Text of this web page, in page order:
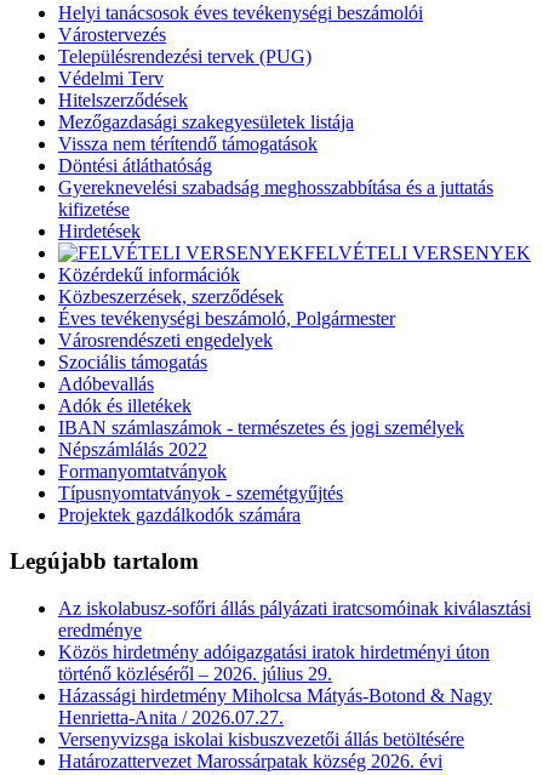
Helyi tanácsosok éves tevékenységi beszámolói
Várostervezés
Településrendezési tervek (PUG)
Védelmi Terv
Hitelszerződések
Mezőgazdasági szakegyesületek listája
Vissza nem térítendő támogatások
Döntési átláthatóság
Gyereknevelési szabadság meghosszabbítása és a juttatás
kifizetése
Hirdetések
FELVÉTELI VERSENYEK
Közérdekű információk
Közbeszerzések, szerződések
Éves tevékenységi beszámoló, Polgármester
Városrendészeti engedelyek
Szociális támogatás
Adóbevallás
Adók és illetékek
IBAN számlaszámok - természetes és jogi személyek
Népszámlálás 2022
Formanyomtatványok
Típusnyomtatványok - szemétgyűjtés
Projektek gazdálkodók számára
Legújabb tartalom
Az iskolabusz-sofőri állás pályázati iratcsomóinak kiválasztási
eredménye
Közös hirdetmény adóigazgatási iratok hirdetményi úton
történő közléséről – 2026. július 29.
Házassági hirdetmény Miholcsa Mátyás-Botond & Nagy
Henrietta-Anita / 2026.07.27.
Versenyvizsga iskolai kisbuszvezetői állás betöltésére
Határozattervezet Marossárpatak község 2026. évi